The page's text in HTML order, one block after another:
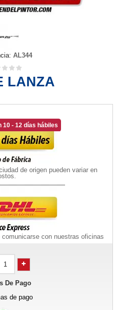
AL344
LANZA
- 12 días hábiles
de origen pueden variar en
con nuestras oficinas
De Pago